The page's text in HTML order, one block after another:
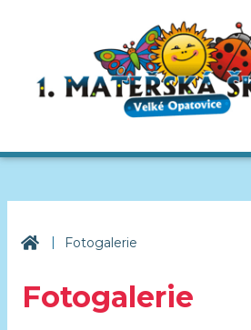
1. mateřská škola Velké Opatovice
| Fotogalerie
Fotogalerie